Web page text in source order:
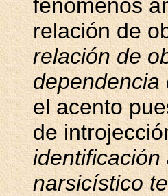
fenómenos
relación de
relación de
dependencia
el acento
de
identificación
narsicístico